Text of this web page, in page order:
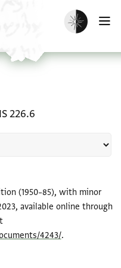
Enable dark
226.6
(1950–85), with minor
available online through
4243/.